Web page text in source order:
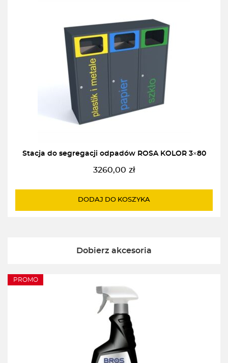
Stacja do segregacji odpadów ROSA KOLOR 3×80
3260,00 zł
DODAJ DO KOSZYKA
Dobierz akcesoria
PROMO